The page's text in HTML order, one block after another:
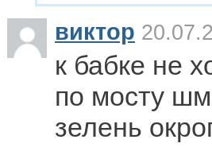
виктор
к бабке не
по мосту
зелень